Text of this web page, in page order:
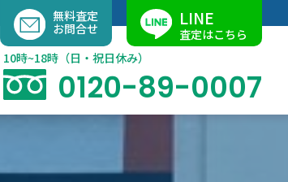
無料査定
お問合せ
LINE
査定はこちら
10時~18時（日・祝日休み）
0120-89-0007